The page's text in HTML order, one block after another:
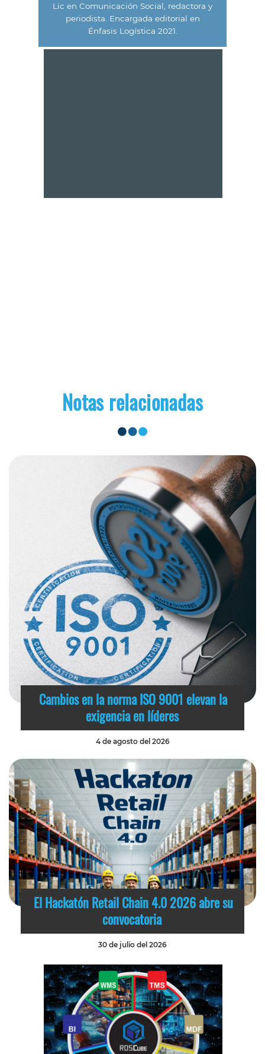
Lic en Comunicación Social, redactora y
periodista. Encargada editorial en
Énfasis Logística 2021.
Notas relacionadas
Cambios en la norma ISO 9001 elevan la
exigencia en líderes
4 de agosto del 2026
El Hackatón Retail Chain 4.0 2026 abre su
convocatoria
30 de julio del 2026